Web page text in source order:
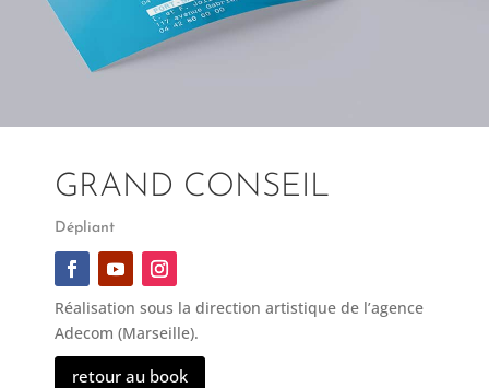
GRAND CONSEIL
Dépliant
Réalisation sous la direction artistique de l’agence
Adecom (Marseille).
retour au book